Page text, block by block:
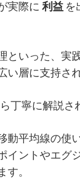
実際に 利益 を
といった、実
い層に支持さ
丁寧に解説さ
動平均線の使
イントやエグ
す。